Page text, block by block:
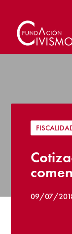
09/07/